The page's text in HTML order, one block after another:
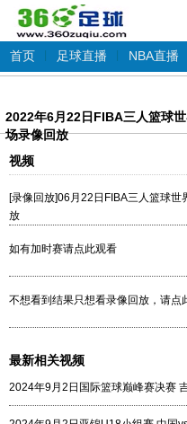
首页 足球直播 NBA直播
2022年6月22日FIBA三人篮球
场录像回放
视频
[录像回放]06月22日FIBA三人篮球世
放
如有加时赛请点此观看
不想看到结果只想看录像回放，请点
最新相关视频
2024年9月2日国际篮球巅峰赛决赛